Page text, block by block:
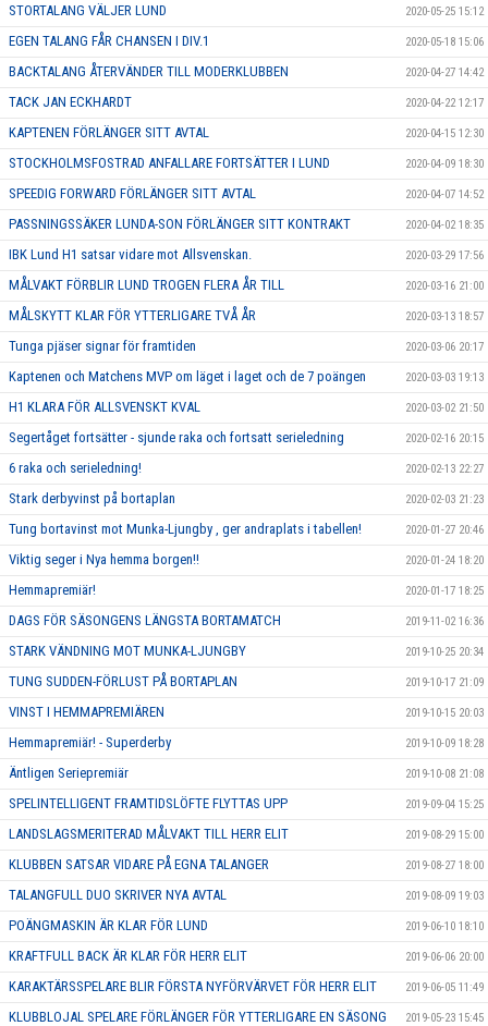
STORTALANG VÄLJER LUND 2020-05-25 15:12
EGEN TALANG FÅR CHANSEN I DIV.1 2020-05-18 15:06
BACKTALANG ÅTERVÄNDER TILL MODERKLUBBEN 2020-04-27 14:42
TACK JAN ECKHARDT 2020-04-22 12:17
KAPTENEN FÖRLÄNGER SITT AVTAL 2020-04-15 12:30
STOCKHOLMSFOSTRAD ANFALLARE FORTSÄTTER I LUND 2020-04-09 18:30
SPEEDIG FORWARD FÖRLÄNGER SITT AVTAL 2020-04-07 14:52
PASSNINGSSÄKER LUNDA-SON FÖRLÄNGER SITT KONTRAKT 2020-04-02 18:35
IBK Lund H1 satsar vidare mot Allsvenskan. 2020-03-29 17:56
MÅLVAKT FÖRBLIR LUND TROGEN FLERA ÅR TILL 2020-03-16 21:00
MÅLSKYTT KLAR FÖR YTTERLIGARE TVÅ ÅR 2020-03-13 18:57
Tunga pjäser signar för framtiden 2020-03-06 20:17
Kaptenen och Matchens MVP om läget i laget och de 7 poängen 2020-03-03 19:13
H1 KLARA FÖR ALLSVENSKT KVAL 2020-03-02 21:50
Segertåget fortsätter - sjunde raka och fortsatt serieledning 2020-02-16 20:15
6 raka och serieledning! 2020-02-13 22:27
Stark derbyvinst på bortaplan 2020-02-03 21:23
Tung bortavinst mot Munka-Ljungby , ger andraplats i tabellen! 2020-01-27 20:46
Viktig seger i Nya hemma borgen!! 2020-01-24 18:20
Hemmapremiär! 2020-01-17 18:25
DAGS FÖR SÄSONGENS LÄNGSTA BORTAMATCH 2019-11-02 16:36
STARK VÄNDNING MOT MUNKA-LJUNGBY 2019-10-25 20:34
TUNG SUDDEN-FÖRLUST PÅ BORTAPLAN 2019-10-17 21:09
VINST I HEMMAPREMIÄREN 2019-10-15 20:03
Hemmapremiär! - Superderby 2019-10-09 18:28
Äntligen Seriepremiär 2019-10-08 21:08
SPELINTELLIGENT FRAMTIDSLÖFTE FLYTTAS UPP 2019-09-04 15:25
LANDSLAGSMERITERAD MÅLVAKT TILL HERR ELIT 2019-08-29 15:00
KLUBBEN SATSAR VIDARE PÅ EGNA TALANGER 2019-08-27 18:00
TALANGFULL DUO SKRIVER NYA AVTAL 2019-08-09 19:03
POÄNGMASKIN ÄR KLAR FÖR LUND 2019-06-10 18:10
KRAFTFULL BACK ÄR KLAR FÖR HERR ELIT 2019-06-06 20:00
KARAKTÄRSSPELARE BLIR FÖRSTA NYFÖRVÄRVET FÖR HERR ELIT 2019-06-05 11:49
KLUBBLOJAL SPELARE FÖRLÄNGER FÖR YTTERLIGARE EN SÄSONG 2019-05-23 15:45